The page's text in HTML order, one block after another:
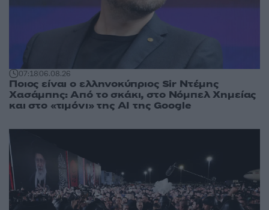
07:1806.08.26
Ποιος είναι ο ελληνοκύπριος Sir Ντέμης
Χασάμπης: Από το σκάκι, στο Νόμπελ Χημείας
και στο «τιμόνι» της AI της Google